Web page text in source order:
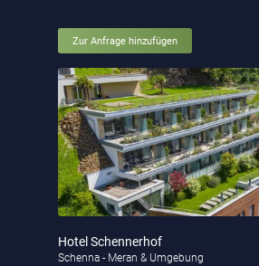
Zur Anfrage hinzufügen
Hotel Schennerhof
Schenna - Meran & Umgebung